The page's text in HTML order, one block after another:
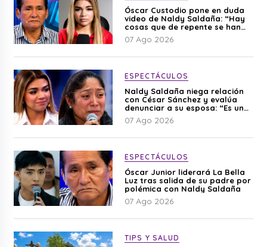
Óscar Custodio pone en duda
video de Naldy Saldaña: “Hay
cosas que de repente se han
editado”
07 Ago 2026
ESPECTÁCULOS
Naldy Saldaña niega relación
con César Sánchez y evalúa
denunciar a su esposa: “Es una
difamación”
07 Ago 2026
ESPECTÁCULOS
Óscar Junior liderará La Bella
Luz tras salida de su padre por
polémica con Naldy Saldaña
07 Ago 2026
TIPS Y SALUD